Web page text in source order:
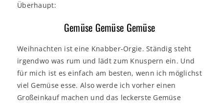
Überhaupt:
Gemüse Gemüse Gemüse
Weihnachten ist eine Knabber-Orgie. Ständig steht
irgendwo was rum und lädt zum Knuspern ein. Und
für mich ist es einfach am besten, wenn ich möglichst
viel Gemüse esse. Also werde ich vorher einen
Großeinkauf machen und das leckerste Gemüse